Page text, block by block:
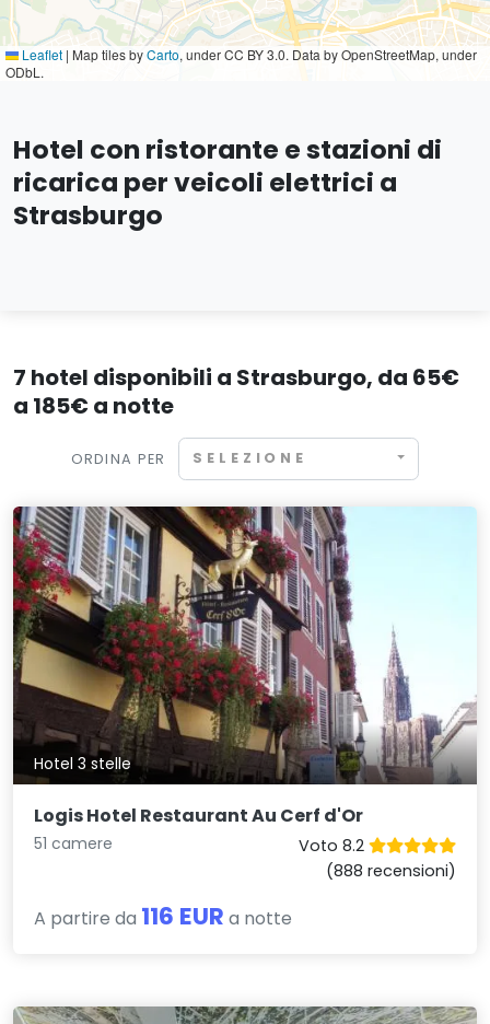
Leaflet | Map tiles byCarto, under CC BY 3.0. Data by OpenStreetMap, under
ODbL.
Hotel con ristorante e stazioni di
ricarica per veicoli elettrici a
Strasburgo
7 hotel disponibili a Strasburgo, da 65€
a 185€ a notte
ORDINA PER SELEZIONE
Hotel 3 stelle
Logis Hotel Restaurant Au Cerf d'Or
51 camere
Voto 8.2
(888 recensioni)
A partire da 116 EUR a notte